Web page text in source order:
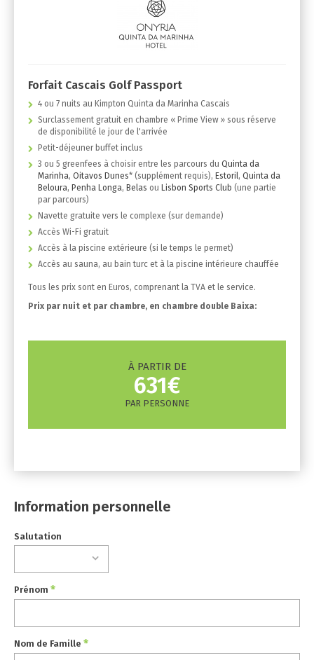
Forfait Cascais Golf Passport
4 ou 7 nuits au Kimpton Quinta da Marinha Cascais
Surclassement gratuit en chambre « Prime View » sous réserve
de disponibilité le jour de l'arrivée
Petit-déjeuner buffet inclus
3 ou 5 greenfees à choisir entre les parcours du Quinta da
Marinha, Oitavos Dunes* (supplément requis), Estoril, Quinta da
Beloura, Penha Longa, Belas ou Lisbon Sports Club (une partie
par parcours)
Navette gratuite vers le complexe (sur demande)
Accès Wi-Fi gratuit
Accès à la piscine extérieure (si le temps le permet)
Accès au sauna, au bain turc et à la piscine intérieure chauffée
Tous les prix sont en Euros, comprenant la TVA et le service.
Prix par nuit et par chambre, en chambre double Baixa:
À PARTIR DE
631€
PAR PERSONNE
Information personnelle
Salutation
Prénom *
Nom de Famille *